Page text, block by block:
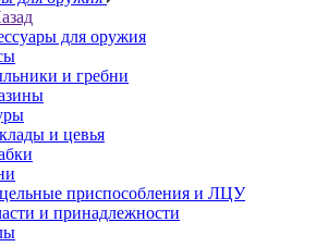
для оружия
и гребни
и цевья
приспособления и ЛЦУ
и принадлежности